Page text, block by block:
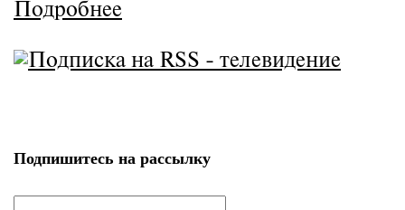
Подробнее
Подпишитесь на рассылку